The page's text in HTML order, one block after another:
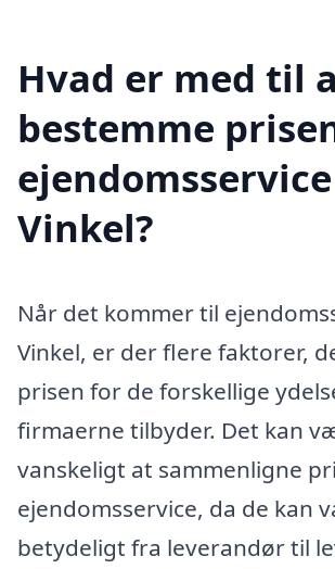
Hvad er med til
bestemme
Vinkel?
Når det kommer til
Vinkel, er der flere faktorer,
prisen for de forskellige
firmaerne tilbyder. Det kan
vanskeligt at sammenligne
ejendomsservice, da de kan
betydeligt fra leverandør til